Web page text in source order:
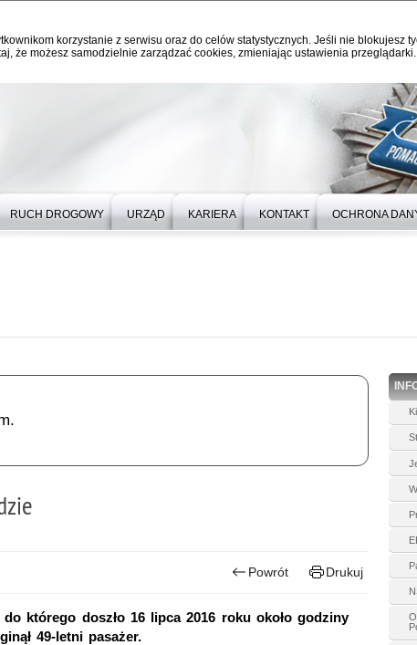
korzystanie z serwisu oraz do celów statystycznych. Jeśli nie blokujesz
że możesz samodzielnie zarządzać cookies, zmieniając ustawienia
RUCH DROGOWY URZĄD KARIERA KONTAKT OCHRONA
Powrót Drukuj
którego doszło 16 lipca 2016 roku około godziny
49-letni pasażer.